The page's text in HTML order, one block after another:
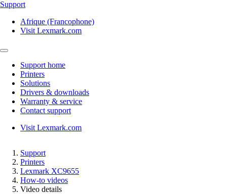
Support
Afrique (Francophone)
Visit Lexmark.com
Support home
Printers
Solutions
Drivers & downloads
Warranty & service
Contact support
Visit Lexmark.com
Support
Printers
Lexmark XC9655
How-to videos
Video details